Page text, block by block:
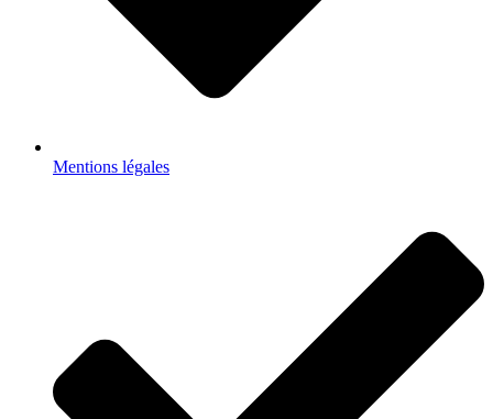
Mentions légales